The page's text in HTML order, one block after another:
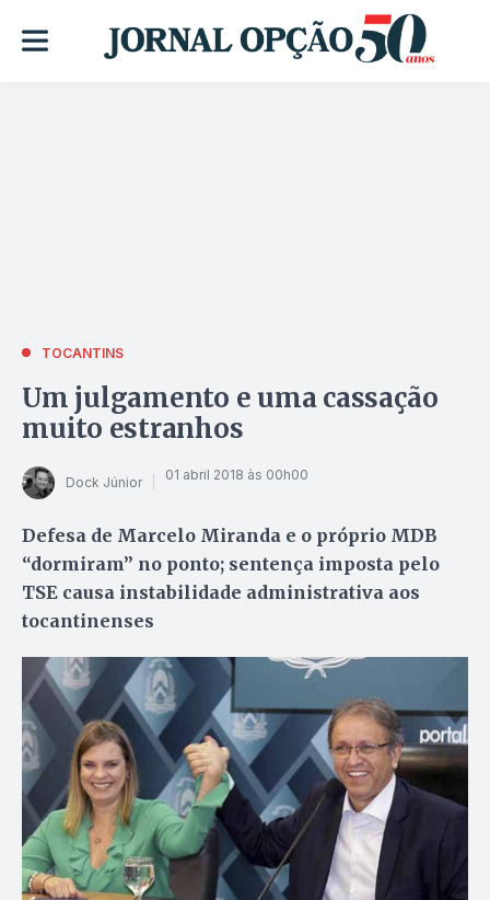
TOCANTINS
Um julgamento e uma cassação
muito estranhos
Dock Júnior 01 abril 2018 às 00h00
Defesa de Marcelo Miranda e o próprio MDB
“dormiram” no ponto; sentença imposta pelo
TSE causa instabilidade administrativa aos
tocantinenses